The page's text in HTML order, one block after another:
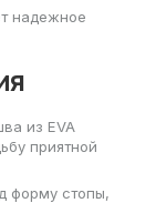
надежное
из EVA
приятной
форму стопы,